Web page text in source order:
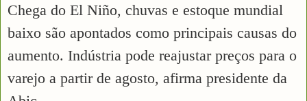
Chega do El Niño, chuvas e estoque mundial
baixo são apontados como principais causas do
aumento. Indústria pode reajustar preços para o
varejo a partir de agosto, afirma presidente da